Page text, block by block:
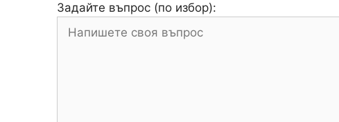
Задайте въпрос (по избор):